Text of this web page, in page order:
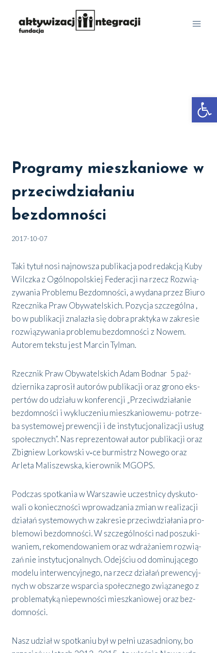
treści
Programy mieszkaniowe w
przeciwdziałaniu
bezdomności
2017-10-07
Taki tytuł nosi naj­now­sza publi­ka­cja pod redak­cją Kuby
Wilcz­ka z Ogól­no­pol­skiej Fede­ra­cji na rzecz Roz­wią­
zy­wa­nia Pro­ble­mu Bez­dom­no­ści, a wyda­na przez Biu­ro
Rzecz­ni­ka Praw Oby­wa­tel­skich. Pozy­cja szcze­gól­na ,
bo w publi­ka­cji zna­la­zła się dobra prak­ty­ka w zakre­sie
roz­wią­zy­wa­nia pro­ble­mu bez­dom­no­ści z Nowem.
Auto­rem tek­stu jest Mar­cin Tyl­man.
Rzecz­nik Praw Oby­wa­tel­skich Adam Bod­nar 5 paź­
dzier­ni­ka zapro­sił auto­rów publi­ka­cji oraz gro­no eks­
per­tów do udzia­łu w kon­fe­ren­cji „Prze­ciw­dzia­ła­nie
bez­dom­no­ści i wyklu­cze­niu miesz­ka­nio­we­mu- potrze­
ba sys­te­mo­wej pre­wen­cji i de insty­tu­cjo­na­li­za­cji usług
spo­łecz­nych”. Nas repre­zen­to­wał autor publi­ka­cji oraz
Zbi­gniew Lor­kow­ski v‑ce bur­mistrz Nowe­go oraz
Arle­ta Mali­szew­ska, kie­row­nik MGOPS.
Pod­czas spo­tka­nia w War­sza­wie uczest­ni­cy dys­ku­to­
wa­li o koniecz­no­ści wpro­wa­dza­nia zmian w reali­za­cji
dzia­łań sys­te­mo­wych w zakre­sie prze­ciw­dzia­ła­nia pro­
ble­mo­wi bez­dom­no­ści. W szcze­gól­no­ści nad poszu­ki­
wa­niem, reko­men­do­wa­niem oraz wdra­ża­niem roz­wią­
zań nie insty­tu­cjo­nal­nych. Odej­ściu od domi­nu­ją­ce­go
mode­lu inter­wen­cyj­ne­go, na rzecz dzia­łań pre­wen­cyj­
nych w obsza­rze wspar­cia spo­łecz­ne­go zwią­za­ne­go z
pro­ble­ma­ty­ką nie­pew­no­ści miesz­ka­nio­wej oraz bez­
dom­no­ści.
Nasz udział w spo­tka­niu był w peł­ni uza­sad­nio­ny, bo